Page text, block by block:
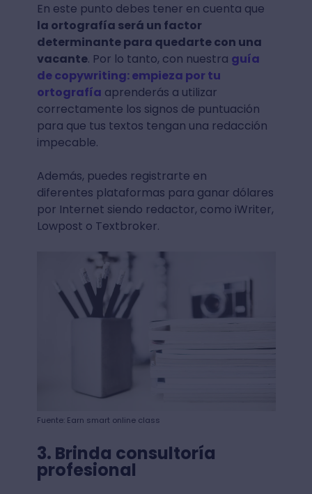
En este punto debes tener en cuenta que
la ortografía será un factor
determinante para quedarte con una
vacante. Por lo tanto, con nuestra guía
de copywriting: empieza por tu
ortografía aprenderás a utilizar
correctamente los signos de puntuación
para que tus textos tengan una redacción
impecable.
Además, puedes registrarte en
diferentes plataformas para ganar dólares
por Internet siendo redactor, como iWriter,
Lowpost o Textbroker.
Fuente: Earn smart online class
3. Brinda consultoría
profesional